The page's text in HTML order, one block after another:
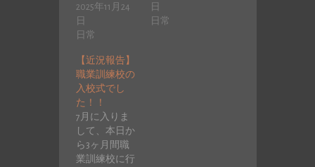
2025年11月24
日
日常
日
日常
【近況報告】
職業訓練校の
入校式でし
た！！
7月に入りま
して、本日か
ら3ヶ月間職
業訓練校に行